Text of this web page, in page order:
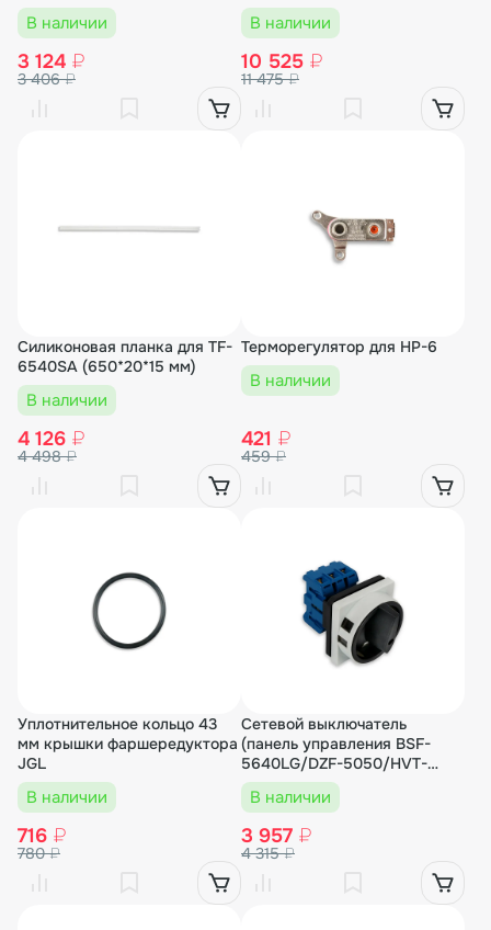
В наличии
3 124 ₽
3 406₽
В наличии
10 525 ₽
11 475₽
Силиконовая планка для TF-
6540SA (650*20*15 мм)
В наличии
4 126 ₽
4 498₽
Терморегулятор для HP-6
В наличии
421 ₽
459₽
Уплотнительное кольцо 43
мм крышки фаршередуктора
JGL
В наличии
716 ₽
780₽
Сетевой выключатель
(панель управления BSF-
5640LG/DZF-5050/HVT-
450R)
В наличии
3 957 ₽
4 315₽